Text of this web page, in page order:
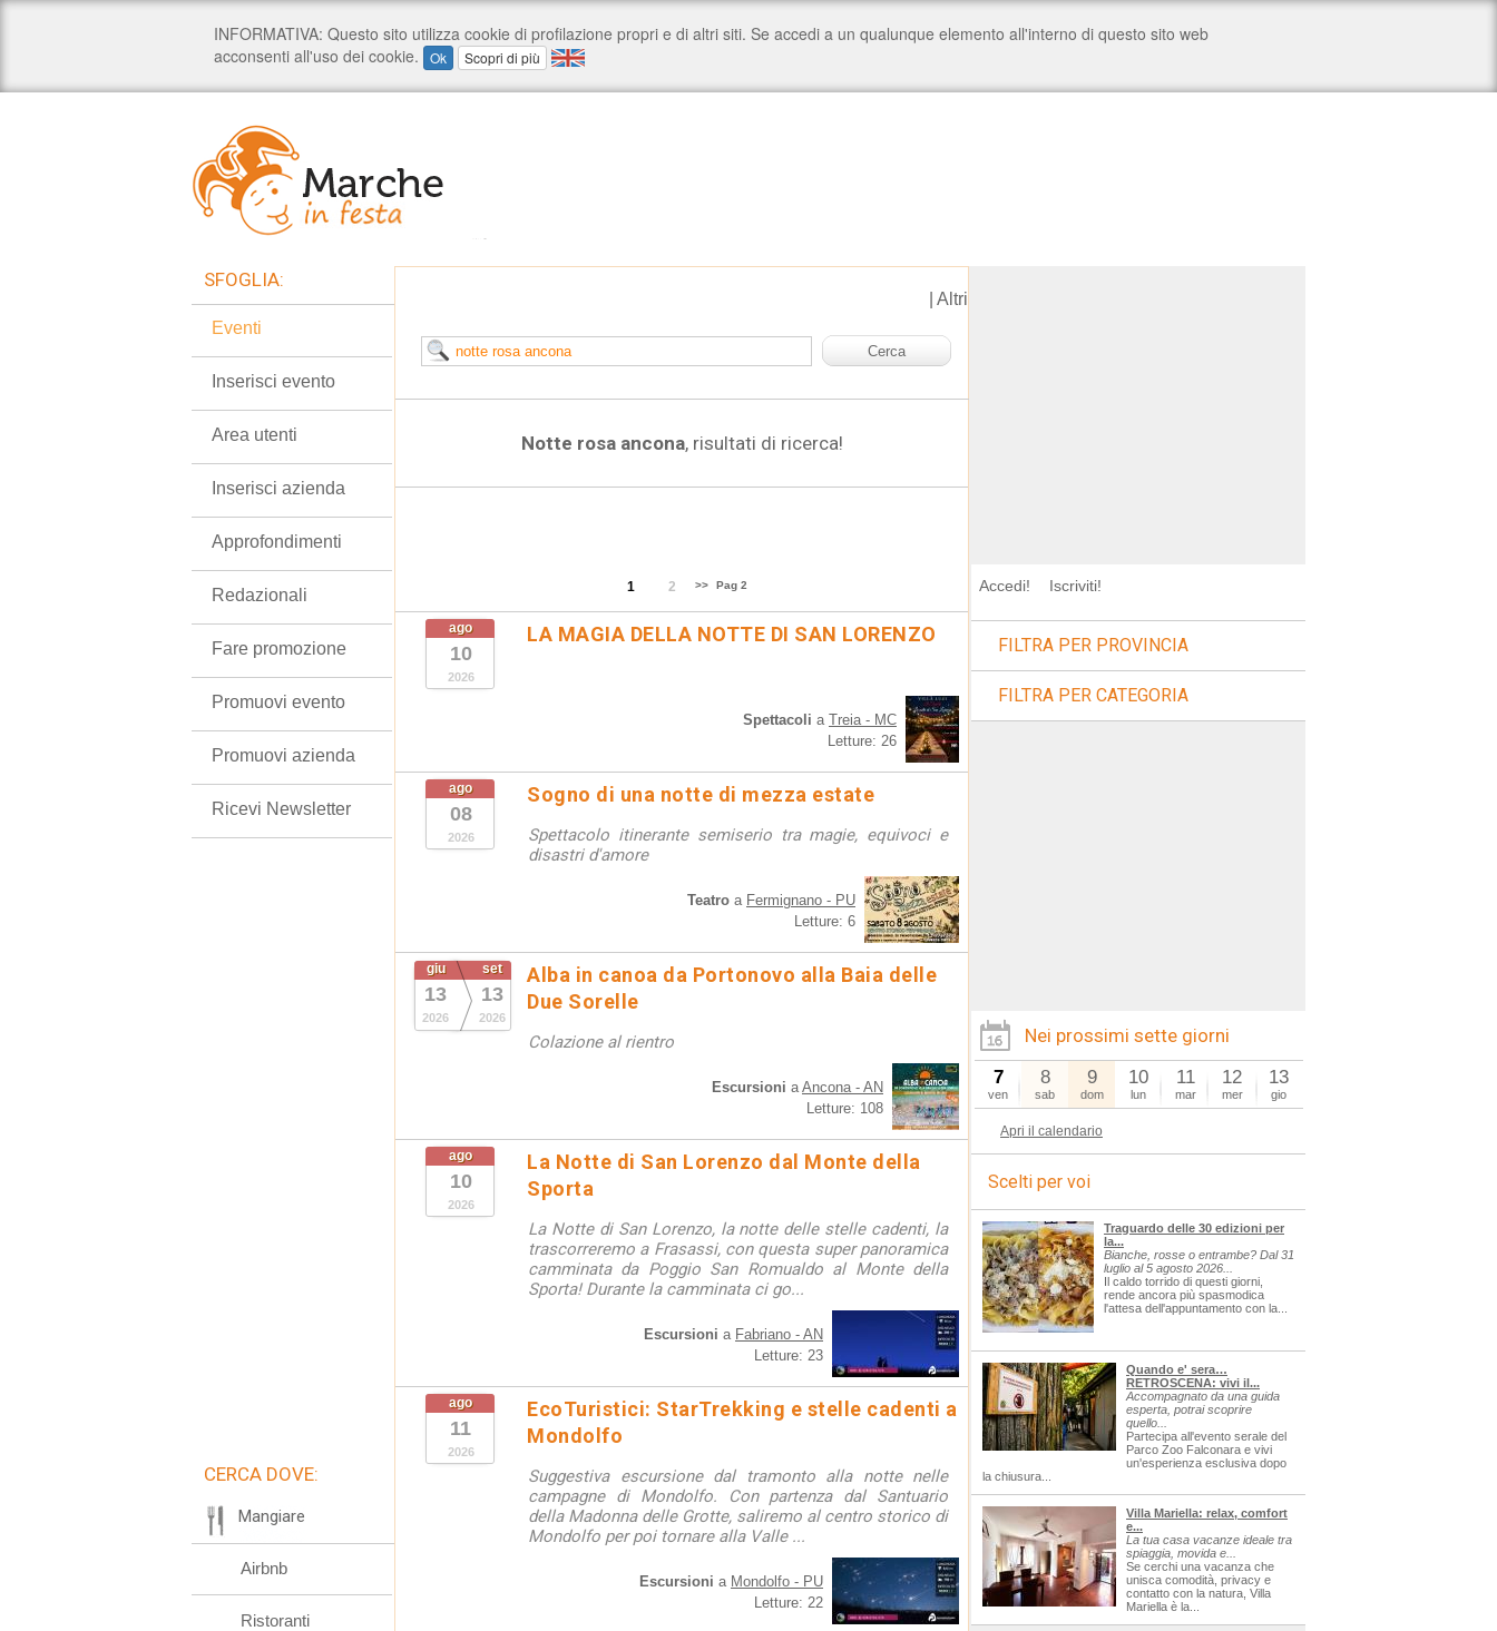
Altri
Notte rosa ancona, risultati di ricerca!
1 2 >> Pag 2
ago
10
2026
LA MAGIA DELLA NOTTE DI SAN LORENZO
Spettacoli a Treia - MC
Letture: 26
ago
08
2026
Sogno di una notte di mezza estate
Spettacolo itinerante semiserio tra magie, equivoci e
disastri d'amore
Teatro a Fermignano - PU
Letture: 6
giu
13
2026
set
13
2026
Alba in canoa da Portonovo alla Baia delle
Due Sorelle
Colazione al rientro
Escursioni aAncona - AN
Letture: 108
ago
10
2026
La Notte di San Lorenzo dal Monte della
Sporta
La Notte di San Lorenzo, la notte delle stelle cadenti, la
trascorreremo a Frasassi, con questa super panoramica
camminata da Poggio San Romualdo al Monte della
Sporta! Durante la camminata ci go...
Escursioni a Fabriano - AN
Letture: 23
ago
11
2026
EcoTuristici: StarTrekking e stelle cadenti a
Mondolfo
Suggestiva escursione dal tramonto alla notte nelle
campagne di Mondolfo. Con partenza dal Santuario
della Madonna delle Grotte, saliremo al centro storico di
Mondolfo per poi tornare alla Valle ...
Escursioni a Mondolfo - PU
Letture: 22
SFOGLIA:
Eventi
Inserisci evento
Area utenti
Inserisci azienda
Approfondimenti
Redazionali
Fare promozione
Promuovi evento
Promuovi azienda
Ricevi Newsletter
CERCA DOVE:
Mangiare
Airbnb
Ristoranti
Accedi! Iscriviti!
FILTRA PER PROVINCIA
FILTRA PER CATEGORIA
Nei prossimi sette giorni
7
ven
8
sab
9
dom
10
lun
11
mar
12
mer
13
gio
Apri il calendario
Scelti per voi
Traguardo delle 30 edizioni per
la...
Bianche, rosse o entrambe? Dal 31
luglio al 5 agosto 2026...
Il caldo torrido di questi giorni,
rende ancora più spasmodica
l'attesa dell'appuntamento con la...
Quando e' sera…
RETROSCENA: vivi il...
Accompagnato da una guida
esperta, potrai scoprire
quello...
Partecipa all'evento serale del
Parco Zoo Falconara e vivi
un'esperienza esclusiva dopo
la chiusura...
Villa Mariella: relax, comfort
e...
La tua casa vacanze ideale tra
spiaggia, movida e...
Se cerchi una vacanza che
unisca comodità, privacy e
contatto con la natura, Villa
Mariella è la...